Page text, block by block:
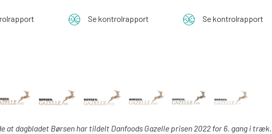
Se kontrolrapport Se kontrolrapport
at dagbladet Børsen har tildelt Danfoods Gazelle prisen 2022 for 6. gang i træk.